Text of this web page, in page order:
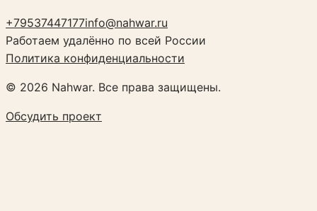
+79537447177info@nahwar.ru
Работаем удалённо по всей России
Политика конфиденциальности
© 2026 Nahwar. Все права защищены.
Обсудить проект